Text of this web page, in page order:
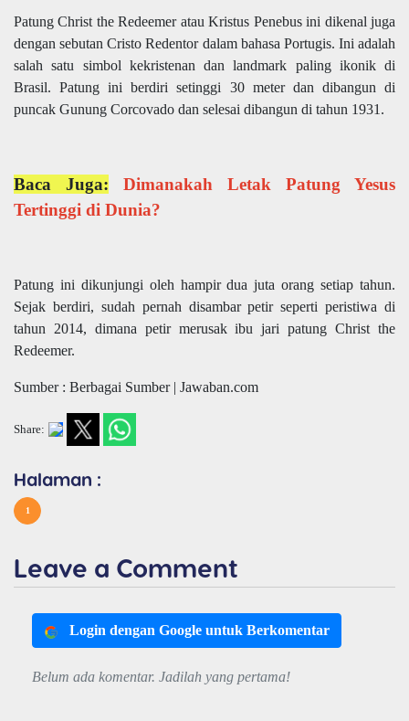
Patung Christ the Redeemer atau Kristus Penebus ini dikenal juga
dengan sebutan Cristo Redentor dalam bahasa Portugis. Ini adalah
salah satu simbol kekristenan dan landmark paling ikonik di
Brasil. Patung ini berdiri setinggi 30 meter dan dibangun di
puncak Gunung Corcovado dan selesai dibangun di tahun 1931.
Baca Juga:
Dimanakah Letak Patung Yesus
Tertinggi di Dunia?
Patung ini dikunjungi oleh hampir dua juta orang setiap tahun.
Sejak berdiri, sudah pernah disambar petir seperti peristiwa di
tahun 2014, dimana petir merusak ibu jari patung Christ the
Redeemer.
Sumber : Berbagai Sumber | Jawaban.com
Share:
Halaman :
1
Leave a Comment
Login dengan Google untuk Berkomentar
Belum ada komentar. Jadilah yang pertama!